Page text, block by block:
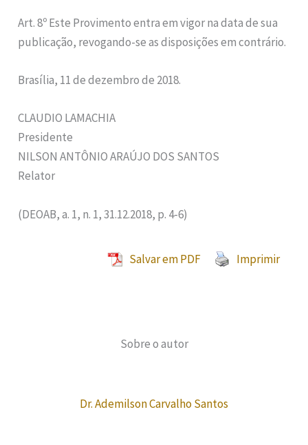
Art. 8º Este Provimento entra em vigor na data de sua
publicação, revogando-se as disposições em contrário.
Brasília, 11 de dezembro de 2018.
CLAUDIO LAMACHIA
Presidente
NILSON ANTÔNIO ARAÚJO DOS SANTOS
Relator
(DEOAB, a. 1, n. 1, 31.12.2018, p. 4-6)
Salvar em PDF Imprimir
Sobre o autor
Dr. Ademilson Carvalho Santos